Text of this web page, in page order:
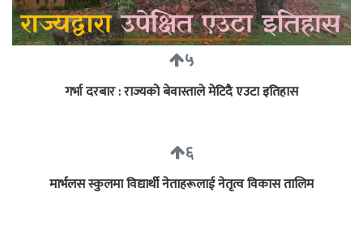
५
गर्भा दरबार : राज्यको बेवास्ताले मेटिदै एउटा इतिहास
६
मार्भलस स्कुलमा विद्यार्थी नेताहरूलाई नेतृत्व विकास तालिम